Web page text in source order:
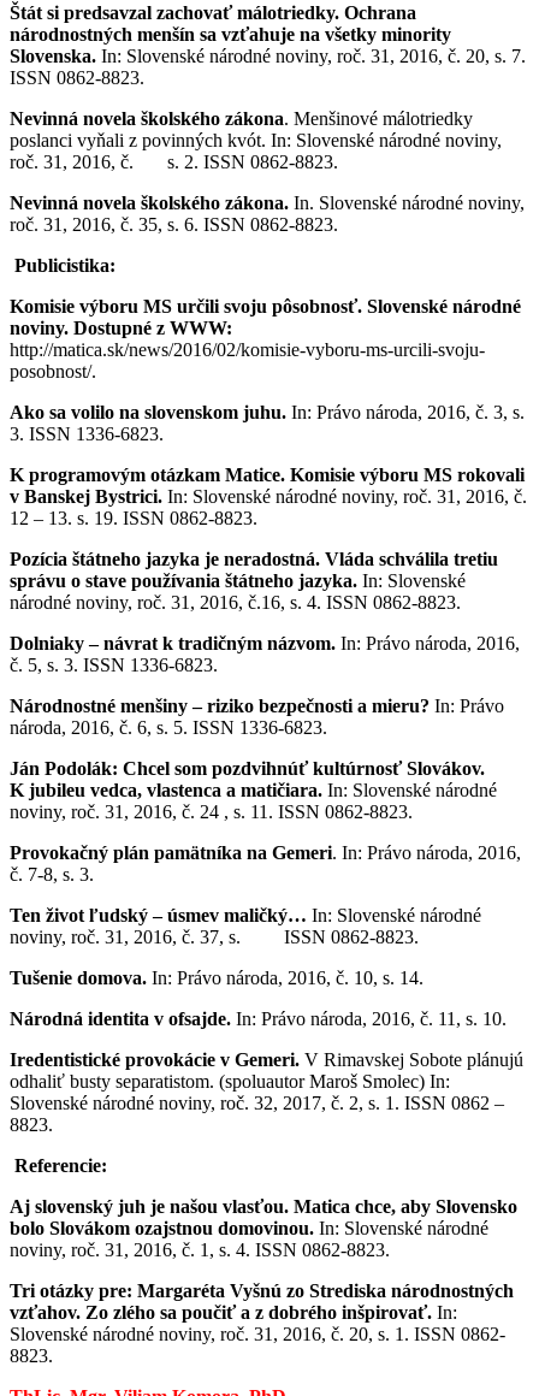
Štát si predsavzal zachovať málotriedky. Ochrana
národnostných menšín sa vzťahuje na všetky minority
Slovenska. In: Slovenské národné noviny, roč. 31, 2016, č. 20, s. 7.
ISSN 0862-8823.
Nevinná novela školského zákona. Menšinové málotriedky
poslanci vyňali z povinných kvót. In: Slovenské národné noviny,
roč. 31, 2016, č. s. 2. ISSN 0862-8823.
Nevinná novela školského zákona. In. Slovenské národné noviny,
roč. 31, 2016, č. 35, s. 6. ISSN 0862-8823.
Publicistika:
Komisie výboru MS určili svoju pôsobnosť. Slovenské národné
noviny. Dostupné z WWW:
http://matica.sk/news/2016/02/komisie-vyboru-ms-urcili-svoju-
posobnost/.
Ako sa volilo na slovenskom juhu. In: Právo národa, 2016, č. 3, s.
3. ISSN 1336-6823.
K programovým otázkam Matice. Komisie výboru MS rokovali
v Banskej Bystrici. In: Slovenské národné noviny, roč. 31, 2016, č.
12 – 13. s. 19. ISSN 0862-8823.
Pozícia štátneho jazyka je neradostná. Vláda schválila tretiu
správu o stave používania štátneho jazyka. In: Slovenské
národné noviny, roč. 31, 2016, č.16, s. 4. ISSN 0862-8823.
Dolniaky – návrat k tradičným názvom. In: Právo národa, 2016,
č. 5, s. 3. ISSN 1336-6823.
Národnostné menšiny – riziko bezpečnosti a mieru? In: Právo
národa, 2016, č. 6, s. 5. ISSN 1336-6823.
Ján Podolák: Chcel som pozdvihnúť kultúrnosť Slovákov.
K jubileu vedca, vlastenca a matičiara. In: Slovenské národné
noviny, roč. 31, 2016, č. 24 , s. 11. ISSN 0862-8823.
Provokačný plán pamätníka na Gemeri. In: Právo národa, 2016,
č. 7-8, s. 3.
Ten život ľudský – úsmev maličký… In: Slovenské národné
noviny, roč. 31, 2016, č. 37, s. ISSN 0862-8823.
Tušenie domova. In: Právo národa, 2016, č. 10, s. 14.
Národná identita v ofsajde. In: Právo národa, 2016, č. 11, s. 10.
Iredentistické provokácie v Gemeri. V Rimavskej Sobote plánujú
odhaliť busty separatistom. (spoluautor Maroš Smolec) In:
Slovenské národné noviny, roč. 32, 2017, č. 2, s. 1. ISSN 0862 –
8823.
Referencie:
Aj slovenský juh je našou vlasťou. Matica chce, aby Slovensko
bolo Slovákom ozajstnou domovinou. In: Slovenské národné
noviny, roč. 31, 2016, č. 1, s. 4. ISSN 0862-8823.
Tri otázky pre: Margaréta Vyšnú zo Strediska národnostných
vzťahov. Zo zlého sa poučiť a z dobrého inšpirovať. In:
Slovenské národné noviny, roč. 31, 2016, č. 20, s. 1. ISSN 0862-
8823.